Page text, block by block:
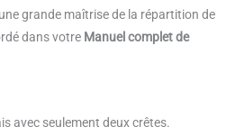
grande maîtrise de la répartition de
dans votre Manuel complet de
avec seulement deux crêtes.